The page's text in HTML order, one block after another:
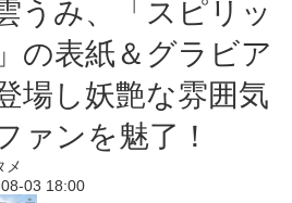
うみ、「スピリッ
の表紙＆グラビア
場し妖艶な雰囲気
ァンを魅了！
メ
03 18:00